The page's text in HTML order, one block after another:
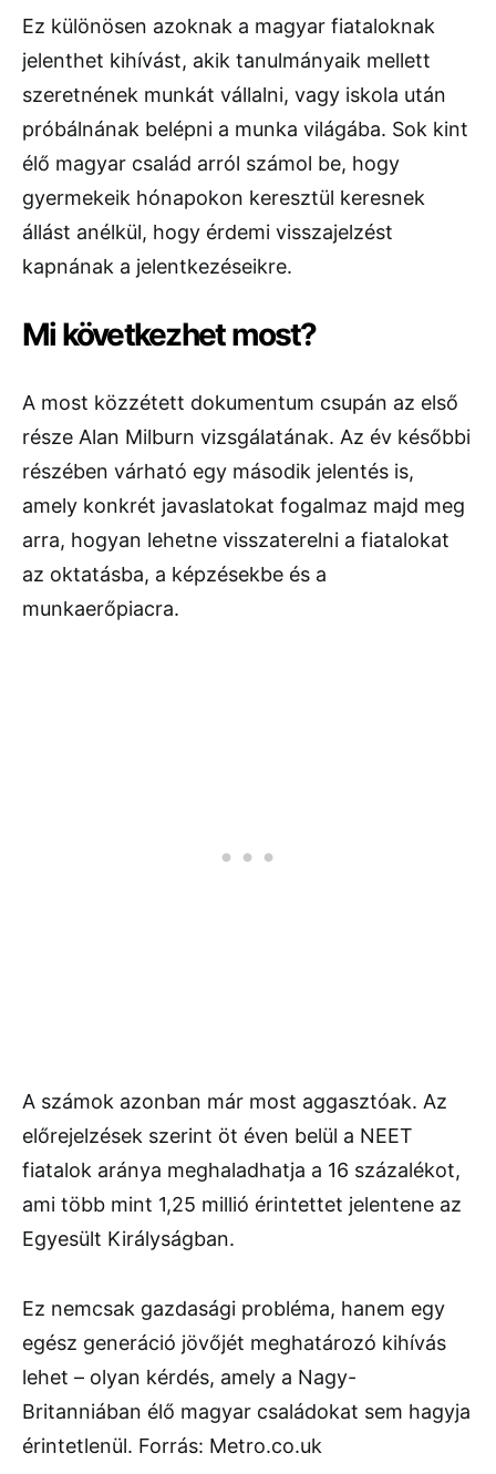
Ez különösen azoknak a magyar fiataloknak
jelenthet kihívást, akik tanulmányaik mellett
szeretnének munkát vállalni, vagy iskola után
próbálnának belépni a munka világába. Sok kint
élő magyar család arról számol be, hogy
gyermekeik hónapokon keresztül keresnek
állást anélkül, hogy érdemi visszajelzést
kapnának a jelentkezéseikre.
Mi következhet most?
A most közzétett dokumentum csupán az első
része Alan Milburn vizsgálatának. Az év későbbi
részében várható egy második jelentés is,
amely konkrét javaslatokat fogalmaz majd meg
arra, hogyan lehetne visszaterelni a fiatalokat
az oktatásba, a képzésekbe és a
munkaerőpiacra.
A számok azonban már most aggasztóak. Az
előrejelzések szerint öt éven belül a NEET
fiatalok aránya meghaladhatja a 16 százalékot,
ami több mint 1,25 millió érintettet jelentene az
Egyesült Királyságban.
Ez nemcsak gazdasági probléma, hanem egy
egész generáció jövőjét meghatározó kihívás
lehet – olyan kérdés, amely a Nagy-
Britanniában élő magyar családokat sem hagyja
érintetlenül. Forrás: Metro.co.uk